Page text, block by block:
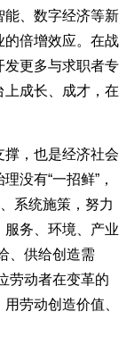
能、数字经济等新
的倍增效应。在战
发更多与求职者专
上成长、成才，在
，也是经济社会
没有“一招鲜”，
系统施策，努力
务、环境、产业
、供给创造需
劳动者在变革的
劳动创造价值、